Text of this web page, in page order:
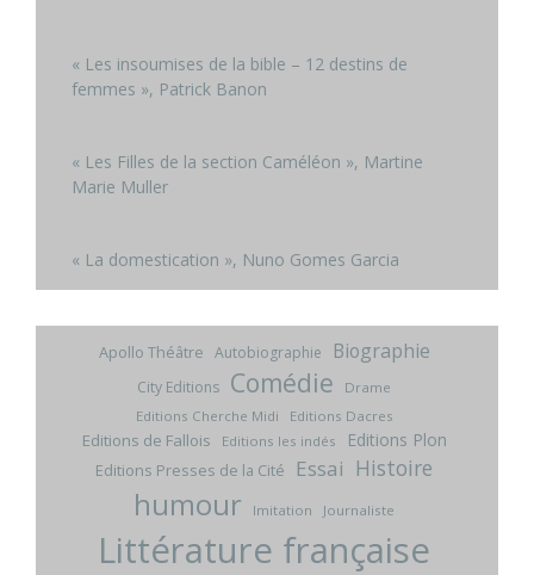
« Les insoumises de la bible – 12 destins de
femmes », Patrick Banon
« Les Filles de la section Caméléon », Martine
Marie Muller
« La domestication », Nuno Gomes Garcia
Apollo Théâtre Autobiographie Biographie
City Editions Comédie
Drame
Editions Cherche Midi
Editions Dacres
Editions de Fallois Editions les indés Editions Plon
Editions Presses de la Cité Essai Histoire
humour Imitation Journaliste
Littérature française